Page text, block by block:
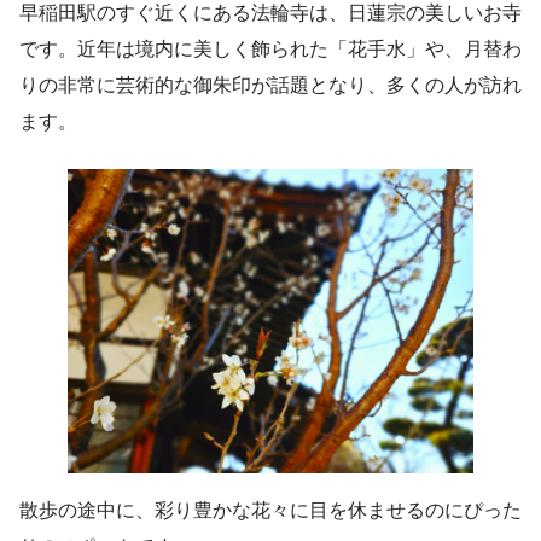
早稲田駅のすぐ近くにある法輪寺は、日蓮宗の美しいお寺
です。近年は境内に美しく飾られた「花手水」や、月替わ
りの非常に芸術的な御朱印が話題となり、多くの人が訪れ
ます。
散歩の途中に、彩り豊かな花々に目を休ませるのにぴった